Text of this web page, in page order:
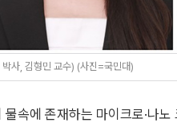
사, 김형민 교수) (사진=국민대)
속에 존재하는 마이크로·나